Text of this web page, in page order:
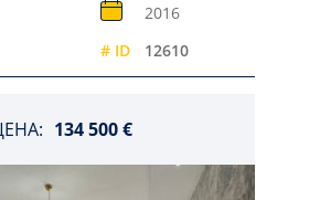
2016
# ID 12610
134 500 €